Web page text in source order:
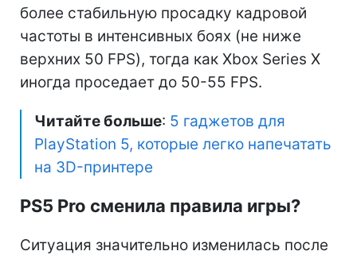
более стабильную просадку кадровой
частоты в интенсивных боях (не ниже
верхних 50 FPS), тогда как Xbox Series X
иногда проседает до 50-55 FPS.
Читайте больше: 5 гаджетов для
PlayStation 5, которые легко напечатать
на 3D-принтере
PS5 Pro сменила правила игры?
Ситуация значительно изменилась после